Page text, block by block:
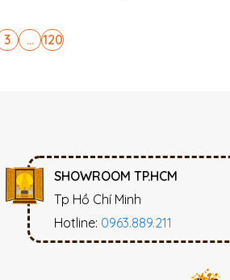
3 ... 120
SHOWROOM TP.HCM
Tp Hồ Chí Minh
Hotline: 0963.889.211